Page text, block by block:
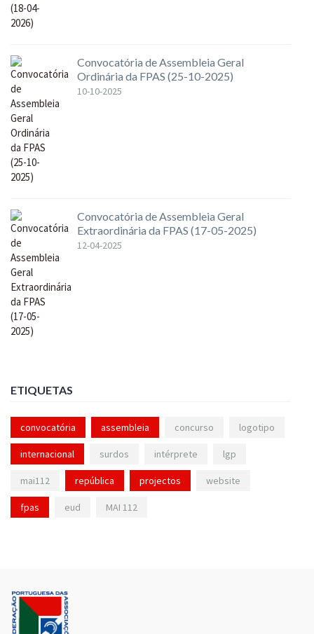
Convocatória de Assembleia Geral
Ordinária da FPAS (25-10-2025)
10-10-2025
Convocatória de Assembleia Geral
Extraordinária da FPAS (17-05-2025)
12-04-2025
ETIQUETAS
convocatória assembleia concurso logotipo
internacional surdos intérprete lgp
mai112 república projectos website
fpas eud MAI 112